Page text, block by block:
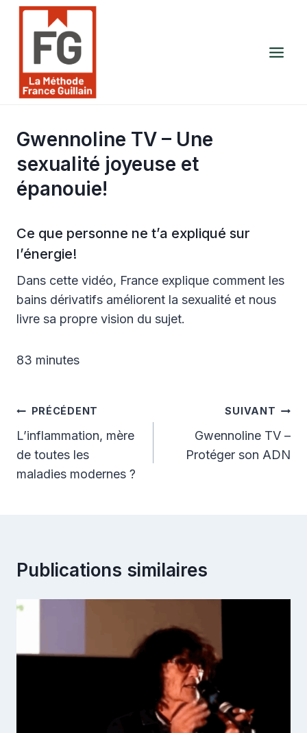
Aller
contenu
Gwennoline TV – Une
sexualité joyeuse et
épanouie!
Ce que personne ne t’a expliqué sur
l’énergie!
Dans cette vidéo, France explique comment les
bains dérivatifs améliorent la sexualité et nous
livre sa propre vision du sujet.
83 minutes
Navigation
de
l’article
PRÉCÉDENT
L’inflammation, mère
de toutes les
maladies modernes ?
SUIVANT
Gwennoline TV –
Protéger son ADN
Publications similaires